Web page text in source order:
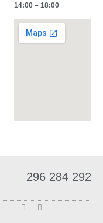
14:00 – 18:00
296 284 292